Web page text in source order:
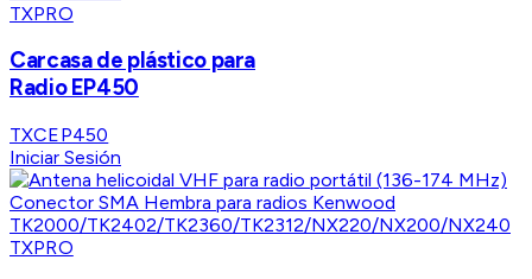
TXPRO
Carcasa de plástico para
Radio EP450
TXCEP450
Iniciar Sesión
TXPRO